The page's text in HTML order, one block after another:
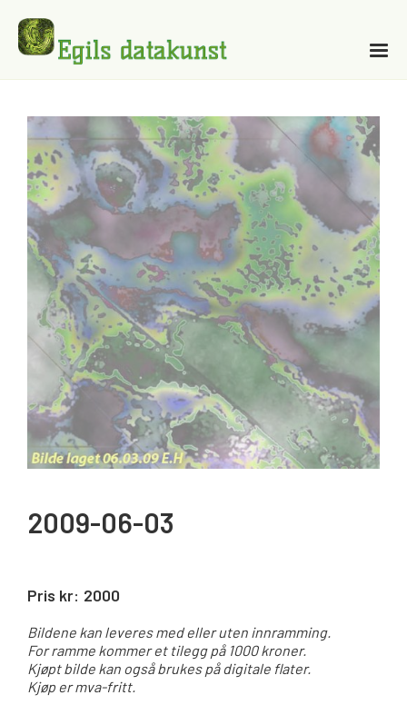
2009-06-03
Pris kr: 2000
Bildene kan leveres med eller uten innramming.
For ramme kommer et tilegg på 1000 kroner.
Kjøpt bilde kan også brukes på digitale flater.
Kjøp er mva-fritt.